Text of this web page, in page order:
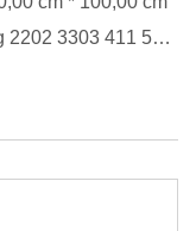
2202 3303 411 553